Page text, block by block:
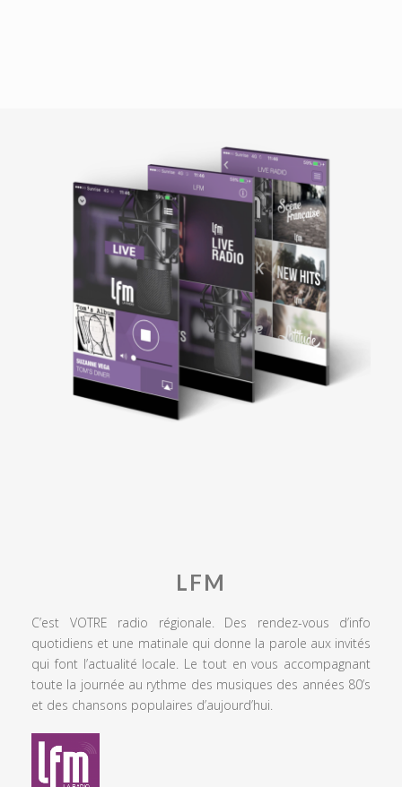
LFM
C’est VOTRE radio régionale. Des rendez-vous d’info
quotidiens et une matinale qui donne la parole aux invités
qui font l’actualité locale. Le tout en vous accompagnant
toute la journée au rythme des musiques des années 80’s
et des chansons populaires d’aujourd’hui.